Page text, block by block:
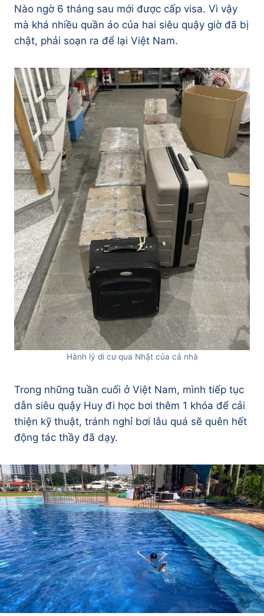
Nào ngờ 6 tháng sau mới được cấp visa. Vì vậy
mà khá nhiều quần áo của hai siêu quậy giờ đã bị
chật, phải soạn ra để lại Việt Nam.
Hành lý di cư qua Nhật của cả nhà
Trong những tuần cuối ở Việt Nam, mình tiếp tục
dẫn siêu quậy Huy đi học bơi thêm 1 khóa để cải
thiện kỹ thuật, tránh nghỉ bơi lâu quá sẽ quên hết
động tác thầy đã dạy.